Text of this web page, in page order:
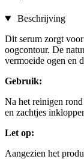
Beschrijving
Dit serum zorgt
oogcontour. De
vermoeide ogen en
Gebruik:
Na het reinigen
en zachtjes
Let op:
Aangezien het